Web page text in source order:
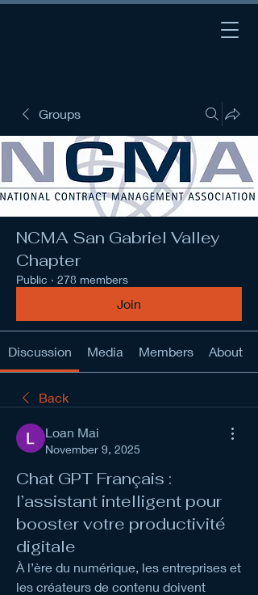
Groups
NCMA San Gabriel Valley
Chapter
Public · 278 members
Join
Discussion Media Members About
Back
Loan Mai
November 9, 2025
Chat GPT Français :
l’assistant intelligent pour
booster votre productivité
digitale
À l’ère du numérique, les entreprises et
les créateurs de contenu doivent